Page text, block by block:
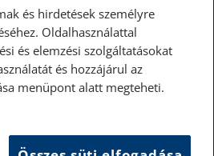
alkotórészévé
átszállás a
A
és hirdetések személyre
Oldalhasználattal
és elemzési szolgáltatásokat
és hozzájárul az
menüpont alatt megteheti.